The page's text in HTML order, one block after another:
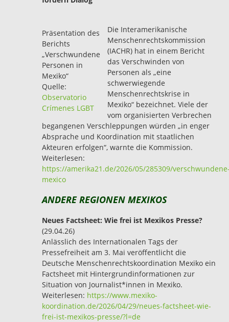
Präsentation des
Berichts
„Verschwundene
Personen in
Mexiko“
Quelle:
Observatorio
Crímenes LGBT
Die Interamerikanische
Menschenrechtskommission
(IACHR) hat in einem Bericht
das Verschwinden von
Personen als „eine
schwerwiegende
Menschenrechtskrise in
Mexiko“ bezeichnet. Viele der
vom organisierten Verbrechen
begangenen Verschleppungen würden „in enger
Absprache und Koordination mit staatlichen
Akteuren erfolgen“, warnte die Kommission.
Weiterlesen:
https://amerika21.de/2026/05/285309/
mexico
ANDERE REGIONEN MEXIKOS
Neues Factsheet: Wie frei ist Mexikos Presse?
(29.04.26)
Anlässlich des Internationalen Tags der
Pressefreiheit am 3. Mai veröffentlicht die
Deutsche Menschenrechtskoordination Mexiko ein
Factsheet mit Hintergrundinformationen zur
Situation von Journalist*innen in Mexiko.
Weiterlesen: https://www.mexiko-
koordination.de/2026/04/29/neues-factsheet-wie-
frei-ist-mexikos-presse/?l=de